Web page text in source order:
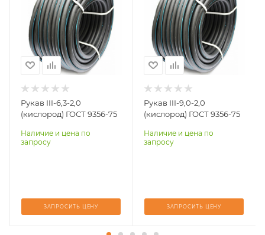
Рукав III-6,3-2,0
(кислород) ГОСТ 9356-75
Наличие и цена по
запросу
ЗАПРОСИТЬ ЦЕНУ
Рукав III-9,0-2,0
(кислород) ГОСТ 9356-75
Наличие и цена по
запросу
ЗАПРОСИТЬ ЦЕНУ